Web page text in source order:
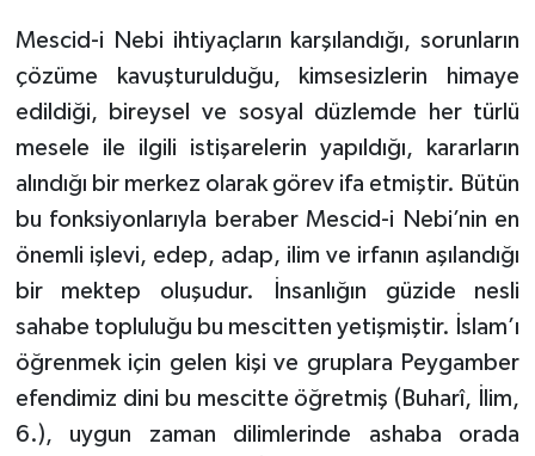
Mescid-i Nebi ihtiyaçların karşılandığı, sorunların
çözüme kavuşturulduğu, kimsesizlerin himaye
edildiği, bireysel ve sosyal düzlemde her türlü
mesele ile ilgili istişarelerin yapıldığı, kararların
alındığı bir merkez olarak görev ifa etmiştir. Bütün
bu fonksiyonlarıyla beraber Mescid-i Nebi’nin en
önemli işlevi, edep, adap, ilim ve irfanın aşılandığı
bir mektep oluşudur. İnsanlığın güzide nesli
sahabe topluluğu bu mescitten yetişmiştir. İslam’ı
öğrenmek için gelen kişi ve gruplara Peygamber
efendimiz dini bu mescitte öğretmiş (Buharî, İlim,
6.), uygun zaman dilimlerinde ashaba orada
Çankırı Müftülüğü
Çorum Müftülüğü
Denizli Müftülüğü
Diyarbakır Müftülüğü
Düzce Müftülüğü
Edirne Müftülüğü
Bilim, Teknoloji
Biyografiler
Diyanet TV
İhtida Haberleri
YAŞAM